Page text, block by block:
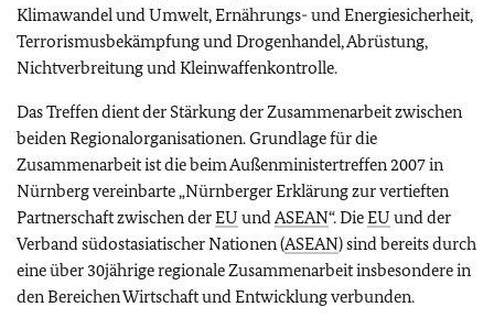
Klimawandel und Umwelt, Ernährungs- und Energiesicherheit,
Terrorismusbekämpfung und Drogenhandel, Abrüstung,
Nichtverbreitung und Kleinwaffenkontrolle.
Das Treffen dient der Stärkung der Zusammenarbeit zwischen
beiden Regionalorganisationen. Grundlage für die
Zusammenarbeit ist die beim Außenministertreffen 2007 in
Nürnberg vereinbarte „Nürnberger Erklärung zur vertieften
Partnerschaft zwischen derEU undASEAN“. DieEU und der
Verband südostasiatischer Nationen (ASEAN) sind bereits durch
eine über 30jährige regionale Zusammenarbeit insbesondere in
den Bereichen Wirtschaft und Entwicklung verbunden.